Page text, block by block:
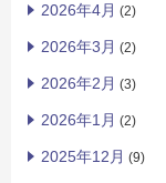
2026年4月 (2)
2026年3月 (2)
2026年2月 (3)
2026年1月 (2)
2025年12月 (9)